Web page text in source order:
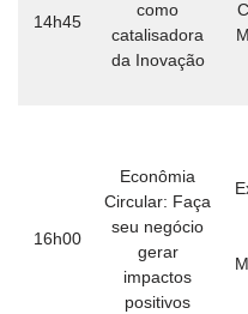
14h45
como
catalisadora
da Inovação
16h00
Econômia
Circular: Faça
seu negócio
gerar
impactos
positivos